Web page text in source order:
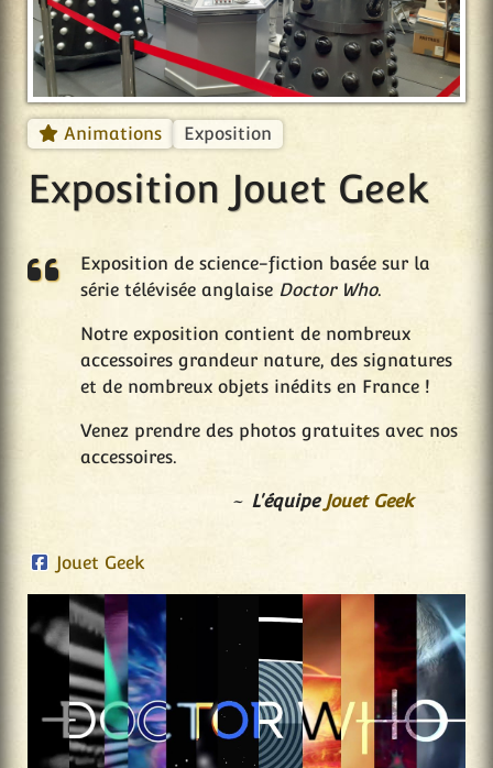
Animations Exposition
Exposition Jouet Geek
Exposition de science-fiction basée sur la
série télévisée anglaise Doctor Who.
Notre exposition contient de nombreux
accessoires grandeur nature, des signatures
et de nombreux objets inédits en France !
Venez prendre des photos gratuites avec nos
accessoires.
L'équipe Jouet Geek
Jouet Geek